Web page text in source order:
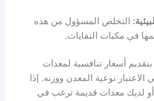
التخلص المسؤول من هذه
في مكبات النفايات.
بتقديم أسعار تنافسية لمعدات
نوعية المعدن ووزنه. إذا
لديك معدات قديمة ترغب في